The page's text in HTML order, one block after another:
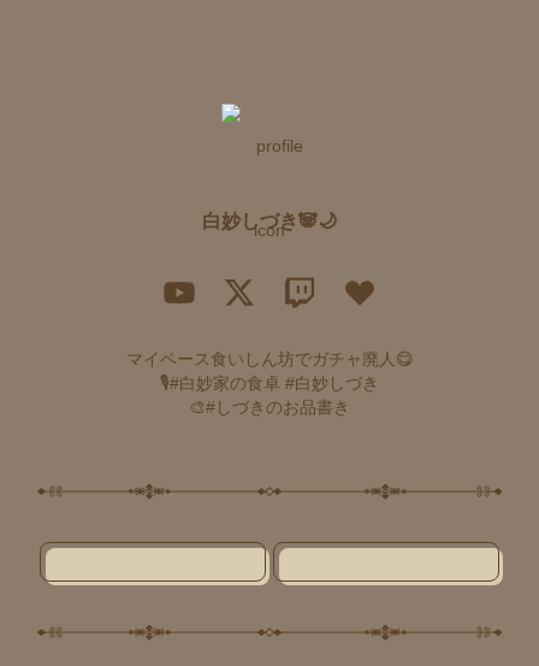
白妙しづき🐼🌙
マイペース食いしん坊でガチャ廃人😋
🎙#白妙家の食卓 #白妙しづき
🎨#しづきのお品書き